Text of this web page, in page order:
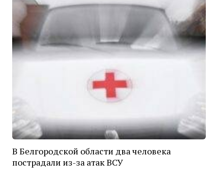
В Белгородской области два человека
пострадали из-за атак ВСУ